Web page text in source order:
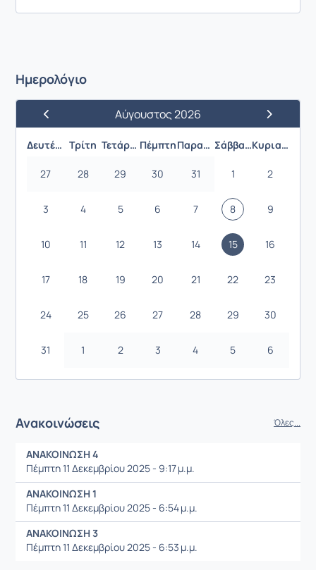
Ημερολόγιο
Προηγούμενος ΜήναςΑύγουστος 2026
Επόμενος
Δευτέρα Τρίτη Τετάρτη Πέμπτη Παρασκευή Σάββατο Κυριακή
27 28 29 30 31 1 2
3 4 5 6 7 8 9
10 11 12 13 14 15 16
17 18 19 20 21 22 23
24 25 26 27 28 29 30
31 1 2 3 4 5 6
Ανακοινώσεις Όλες...
ΑΝΑΚΟΙΝΩΣΗ 4
Πέμπτη 11 Δεκεμβρίου 2025 - 9:17 μ.μ.
ΑΝΑΚΟΙΝΩΣΗ 1
Πέμπτη 11 Δεκεμβρίου 2025 - 6:54 μ.μ.
ΑΝΑΚΟΙΝΩΣΗ 3
Πέμπτη 11 Δεκεμβρίου 2025 - 6:53 μ.μ.